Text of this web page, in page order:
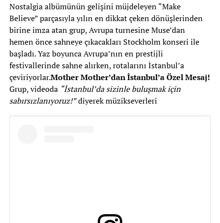
Nostalgia albümünün gelişini müjdeleyen “Make
Believe” parçasıyla yılın en dikkat çeken dönüşlerinden
birine imza atan grup, Avrupa turnesine Muse’dan
hemen önce sahneye çıkacakları Stockholm konseri ile
başladı. Yaz boyunca Avrupa’nın en prestijli
festivallerinde sahne alırken, rotalarını İstanbul’a
çeviriyorlar.Mother Mother’dan İstanbul’a Özel Mesaj!
Grup, videoda “İstanbul’da sizinle buluşmak için
sabırsızlanıyoruz!”diyerek müzikseverleri